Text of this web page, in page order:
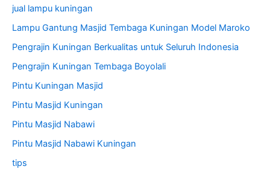
jual lampu kuningan
Lampu Gantung Masjid Tembaga Kuningan Model Maroko
Pengrajin Kuningan Berkualitas untuk Seluruh Indonesia
Pengrajin Kuningan Tembaga Boyolali
Pintu Kuningan Masjid
Pintu Masjid Kuningan
Pintu Masjid Nabawi
Pintu Masjid Nabawi Kuningan
tips